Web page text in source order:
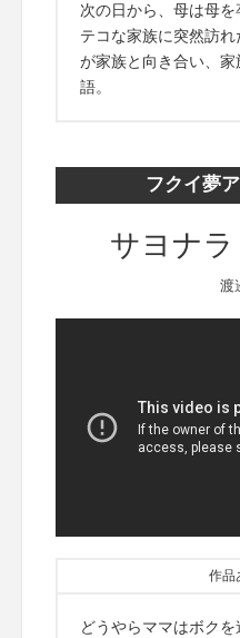
次の日から、母は母
テコな家族に突然訪
が家族と向き合い、
語。
フクイ夢
サヨナ
渡
作品
どうやらママはボク